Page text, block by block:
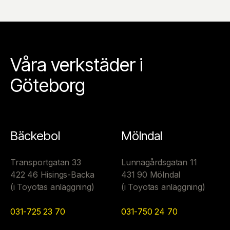
Våra verkstäder i
Göteborg
Bäckebol
Transportgatan 33
422 46 Hisings-Backa
(i Toyotas anläggning)
031-725 23 70
Mölndal
Lunnagårdsgatan 11
431 90 Mölndal
(i Toyotas anläggning)
031-750 24 70